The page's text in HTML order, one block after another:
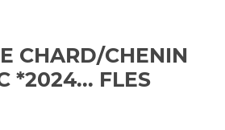
CHARD/CHENIN
*2024... FLES